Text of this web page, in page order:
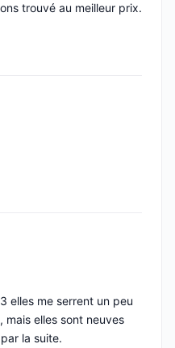
trouvé au meilleur prix.
elles me serrent un peu
mais elles sont neuves
la suite.